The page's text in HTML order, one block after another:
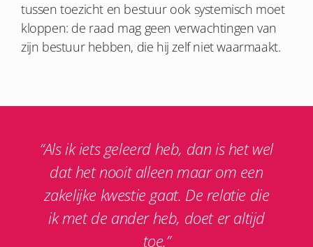
tussen toezicht en bestuur ook systemisch moet
kloppen: de raad mag geen verwachtingen van
zijn bestuur hebben, die hij zelf niet waarmaakt.
“Als ik iets geleerd heb, dan is het wel
dat het nooit alleen maar om een
zakelijke kwestie gaat. De relatie die
ik met de ander heb, doet er altijd
toe.”